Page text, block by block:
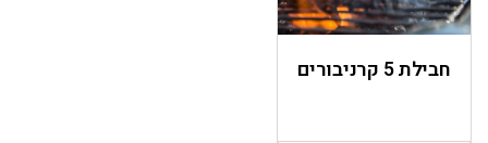
חבילת 5 קרניבורים